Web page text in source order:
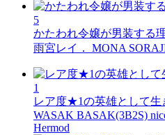
5
かたわれ令嬢が男装する
雨宮レイ． MONA
1
レア度★1の英雄として生
WASAK BASAK(3B2S)
Hermod